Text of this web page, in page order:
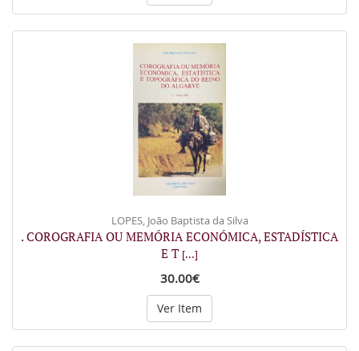
LOPES, João Baptista da Silva
. COROGRAFIA OU MEMÓRIA ECONÓMICA, ESTADÍSTICA
E T [...]
30.00€
Ver Item